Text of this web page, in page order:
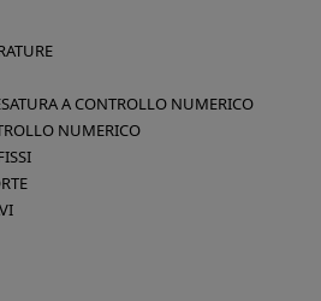
A CONTROLLO NUMERICO
NUMERICO